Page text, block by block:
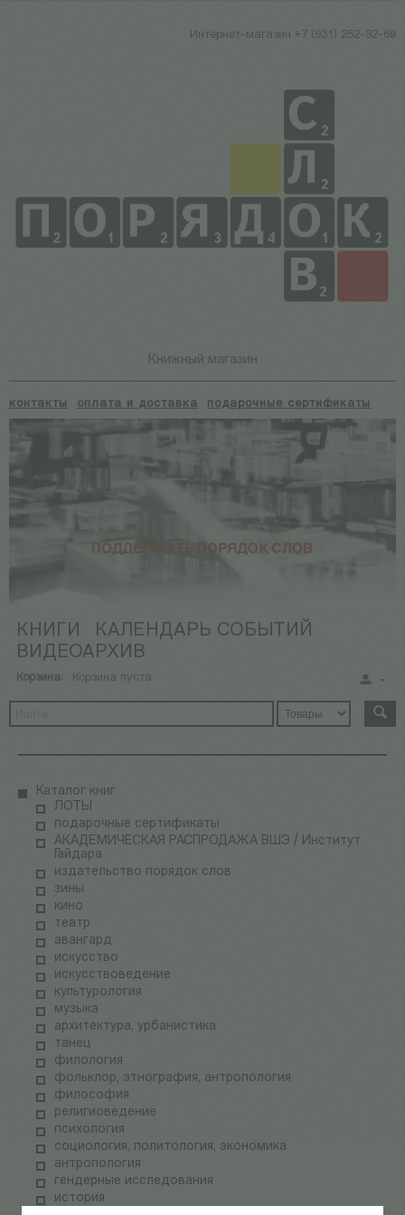
Интернет-магазин +7 (931) 252-92-60
Книжный магазин
контакты оплата и доставка подарочные сертификаты
КНИГИ
КАЛЕНДАРЬ СОБЫТИЙ
ВИДЕОАРХИВ
Корзина: Корзина пуста
Каталог книг
ЛОТЫ
подарочные сертификаты
АКАДЕМИЧЕСКАЯ РАСПРОДАЖА ВШЭ / Институт
Гайдара
издательство порядок слов
зины
кино
театр
авангард
искусство
искусствоведение
культурология
музыка
архитектура, урбанистика
танец
филология
фольклор, этнография, антропология
философия
религиоведение
психология
социология, политология, экономика
антропология
гендерные исследования
история